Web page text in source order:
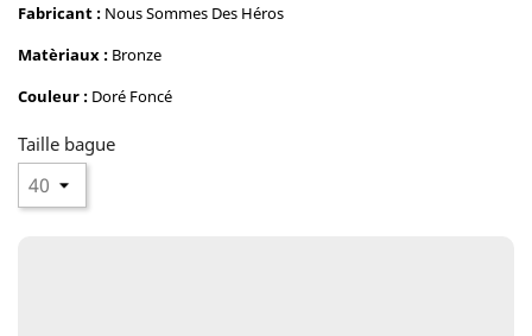
Fabricant : Nous Sommes Des Héros
Matèriaux : Bronze
Couleur : Doré Foncé
Taille bague